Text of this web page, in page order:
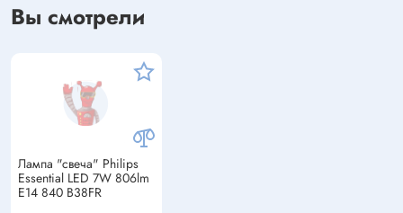
Вы смотрели
Лампа "свеча" Philips
Essential LED 7W 806lm
E14 840 B38FR